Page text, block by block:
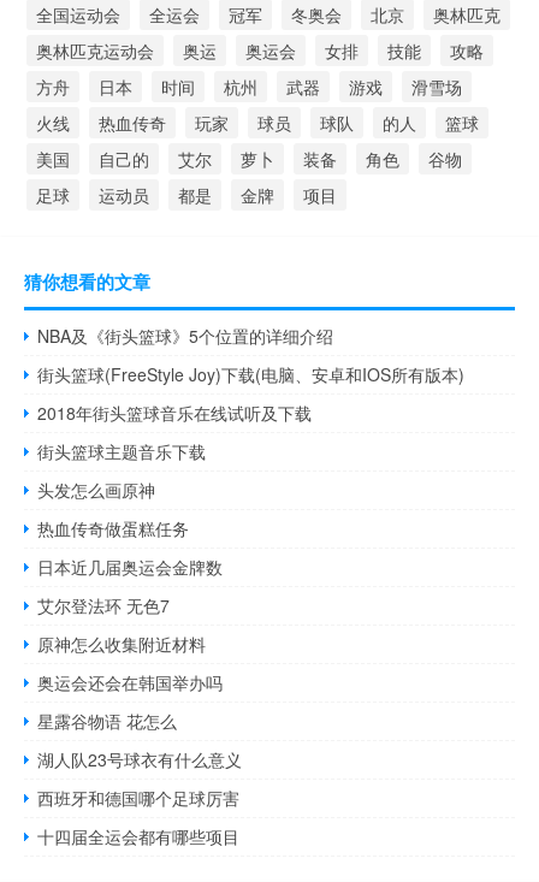
全国运动会
全运会 冠军 冬奥会 北京
奥林匹克
奥林匹克运动会
奥运 奥运会 女排 技能
攻略
方舟
日本 时间 杭州 武器 游戏
滑雪场
火线
热血传奇 玩家 球员 球队 的人
篮球
美国
自己的 艾尔 萝卜 装备 角色
谷物
足球
运动员 都是 金牌 项目
猜你想看的文章
NBA及《街头篮球》5个位置的详细介绍
街头篮球(FreeStyle Joy)下载(电脑、安卓和IOS所有版本)
2018年街头篮球音乐在线试听及下载
街头篮球主题音乐下载
头发怎么画原神
热血传奇做蛋糕任务
日本近几届奥运会金牌数
艾尔登法环 无色7
原神怎么收集附近材料
奥运会还会在韩国举办吗
星露谷物语 花怎么
湖人队23号球衣有什么意义
西班牙和德国哪个足球厉害
十四届全运会都有哪些项目